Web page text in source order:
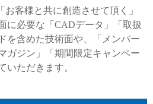
お客様と共に創造させて頂く」
に必要な「CADデータ」「取扱
を含めた技術面や、「メンバー
ガジン」「期間限定キャンペー
いただきます。